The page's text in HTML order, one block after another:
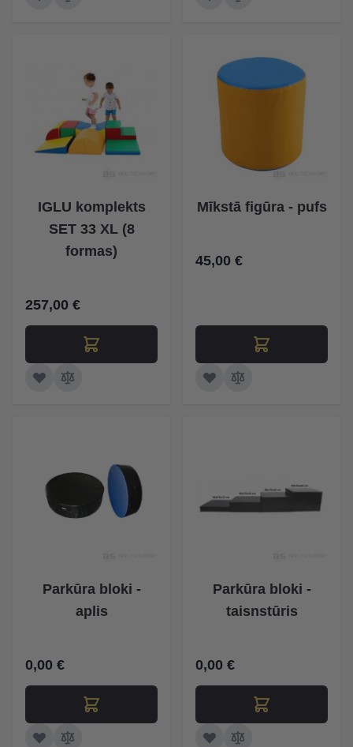
IGLU komplekts
SET 33 XL (8
formas)
257,00 €
Mīkstā figūra - pufs
45,00 €
Parkūra bloki -
aplis
0,00 €
Parkūra bloki -
taisnstūris
0,00 €